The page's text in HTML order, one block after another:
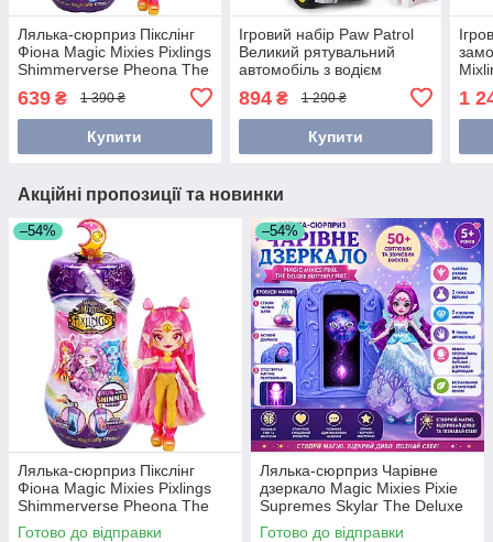
Лялька-сюрприз Пікслінг
Фіона Magic Mixies Pixlings
Shimmerverse Pheona The
639 ₴ 1 390 ₴
Купити
Ігровий набір Paw Patrol
Великий рятувальний
автомобіль з водієм
рятувальна місія)
(SM97236/6072660)
894₴ 1 290 ₴
Купити
1
Акційні пропозиції та новинки
–54%
Лялька-сюрприз Пікслінг
Фіона Magic Mixies Pixlings
Shimmerverse Pheona The
Pheonix 14910
Готово до відправки
–54%
Лялька-сюрприз Чарівне
дзеркало Magic Mixies Pixie
Supremes Skylar The Deluxe
Butterfly Pixie 14958
Готово до відправки